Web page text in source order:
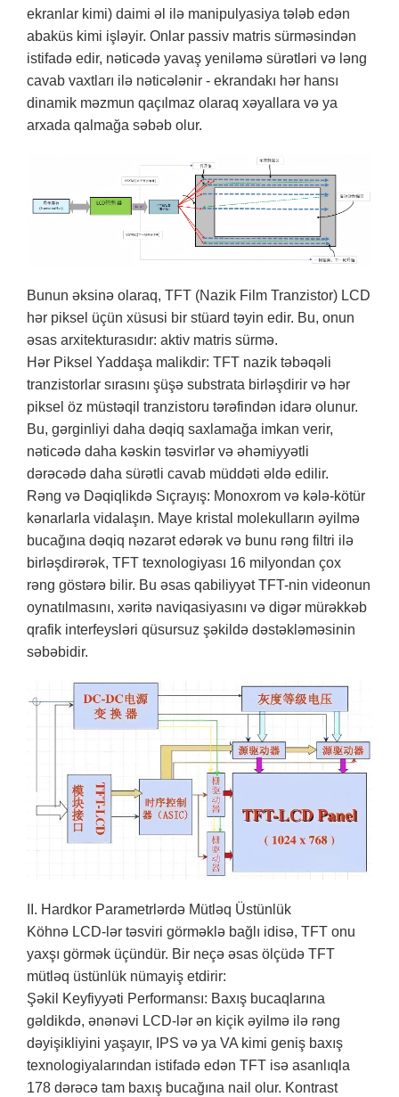
ekranlar kimi) daimi əl ilə manipulyasiya tələb edən
abaküs kimi işləyir. Onlar passiv matris sürməsindən
istifadə edir, nəticədə yavaş yeniləmə sürətləri və ləng
cavab vaxtları ilə nəticələnir - ekrandakı hər hansı
dinamik məzmun qaçılmaz olaraq xəyallara və ya
arxada qalmağa səbəb olur.
Bunun əksinə olaraq, TFT (Nazik Film Tranzistor) LCD
hər piksel üçün xüsusi bir stüard təyin edir. Bu, onun
əsas arxitekturasıdır: aktiv matris sürmə.
Hər Piksel Yaddaşa malikdir: TFT nazik təbəqəli
tranzistorlar sırasını şüşə substrata birləşdirir və hər
piksel öz müstəqil tranzistoru tərəfindən idarə olunur.
Bu, gərginliyi daha dəqiq saxlamağa imkan verir,
nəticədə daha kəskin təsvirlər və əhəmiyyətli
dərəcədə daha sürətli cavab müddəti əldə edilir.
Rəng və Dəqiqlikdə Sıçrayış: Monoxrom və kələ-kötür
kənarlarla vidalaşın. Maye kristal molekulların əyilmə
bucağına dəqiq nəzarət edərək və bunu rəng filtri ilə
birləşdirərək, TFT texnologiyası 16 milyondan çox
rəng göstərə bilir. Bu əsas qabiliyyət TFT-nin videonun
oynatılmasını, xəritə naviqasiyasını və digər mürəkkəb
qrafik interfeysləri qüsursuz şəkildə dəstəkləməsinin
səbəbidir.
II. Hardkor Parametrlərdə Mütləq Üstünlük
Köhnə LCD-lər təsviri görməklə bağlı idisə, TFT onu
yaxşı görmək üçündür. Bir neçə əsas ölçüdə TFT
mütləq üstünlük nümayiş etdirir:
Şəkil Keyfiyyəti Performansı: Baxış bucaqlarına
gəldikdə, ənənəvi LCD-lər ən kiçik əyilmə ilə rəng
dəyişikliyini yaşayır, IPS və ya VA kimi geniş baxış
texnologiyalarından istifadə edən TFT isə asanlıqla
178 dərəcə tam baxış bucağına nail olur. Kontrast